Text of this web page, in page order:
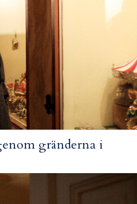
gränderna i